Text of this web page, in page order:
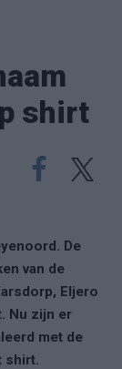
shirt
De
van de
Eljero
Nu zijn er
met de
shirt.